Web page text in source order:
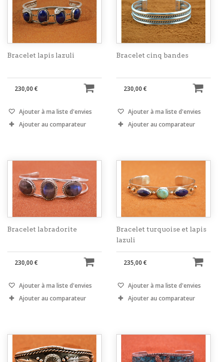
Bracelet lapis lazuli
230,00 €
Ajouter à ma liste d'envies
Ajouter au comparateur
Bracelet cinq bandes
230,00 €
Ajouter à ma liste d'envies
Ajouter au comparateur
Bracelet labradorite
230,00 €
Ajouter à ma liste d'envies
Ajouter au comparateur
Bracelet turquoise et lapis
lazuli
235,00 €
Ajouter à ma liste d'envies
Ajouter au comparateur